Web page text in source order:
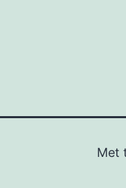
Met